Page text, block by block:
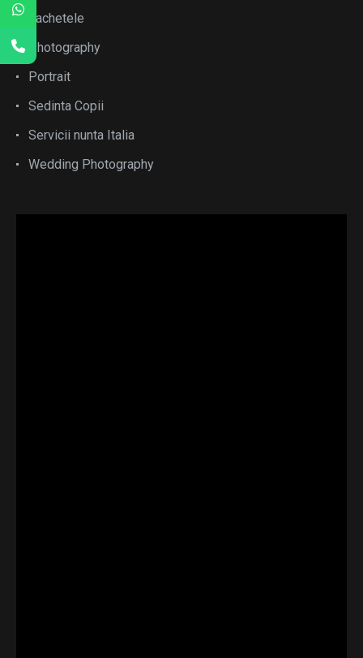
pachetele
Photography
Portrait
Sedinta Copii
Servicii nunta Italia
Wedding Photography